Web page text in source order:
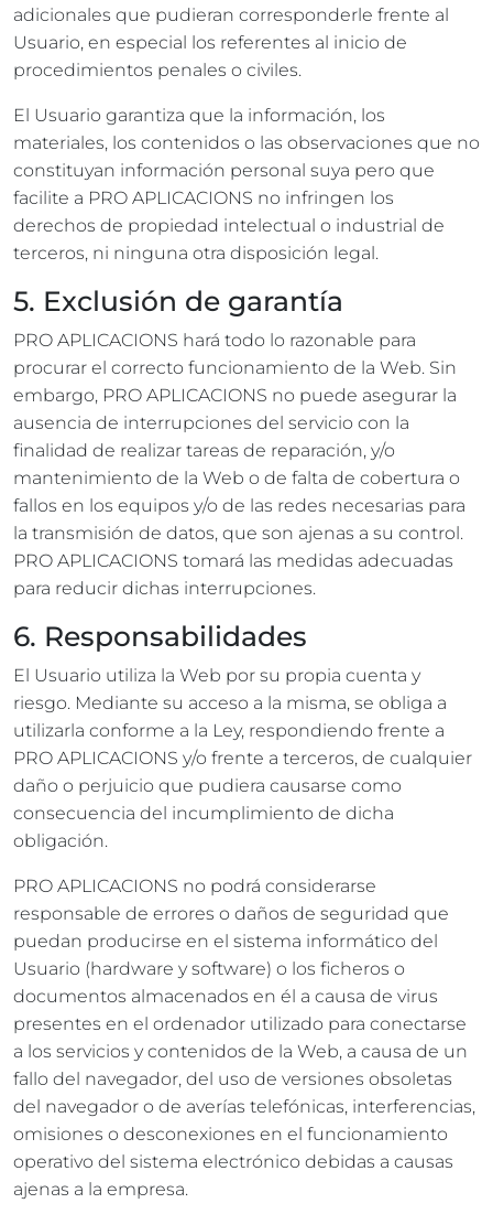
adicionales que pudieran corresponderle frente al
Usuario, en especial los referentes al inicio de
procedimientos penales o civiles.
El Usuario garantiza que la información, los
materiales, los contenidos o las observaciones que no
constituyan información personal suya pero que
facilite a PRO APLICACIONS no infringen los
derechos de propiedad intelectual o industrial de
terceros, ni ninguna otra disposición legal.
5. Exclusión de garantía
PRO APLICACIONS hará todo lo razonable para
procurar el correcto funcionamiento de la Web. Sin
embargo, PRO APLICACIONS no puede asegurar la
ausencia de interrupciones del servicio con la
finalidad de realizar tareas de reparación, y/o
mantenimiento de la Web o de falta de cobertura o
fallos en los equipos y/o de las redes necesarias para
la transmisión de datos, que son ajenas a su control.
PRO APLICACIONS tomará las medidas adecuadas
para reducir dichas interrupciones.
6. Responsabilidades
El Usuario utiliza la Web por su propia cuenta y
riesgo. Mediante su acceso a la misma, se obliga a
utilizarla conforme a la Ley, respondiendo frente a
PRO APLICACIONS y/o frente a terceros, de cualquier
daño o perjuicio que pudiera causarse como
consecuencia del incumplimiento de dicha
obligación.
PRO APLICACIONS no podrá considerarse
responsable de errores o daños de seguridad que
puedan producirse en el sistema informático del
Usuario (hardware y software) o los ficheros o
documentos almacenados en él a causa de virus
presentes en el ordenador utilizado para conectarse
a los servicios y contenidos de la Web, a causa de un
fallo del navegador, del uso de versiones obsoletas
del navegador o de averías telefónicas, interferencias,
omisiones o desconexiones en el funcionamiento
operativo del sistema electrónico debidas a causas
ajenas a la empresa.